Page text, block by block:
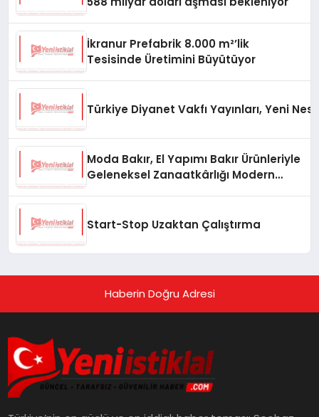
İkranur Prefabrik 8.000 m²’lik
Tesisinde Üretimini Büyütüyor
Türkiye Diyanet Vakfı Yayınları, Yeni
Moda Bakır, El Yapımı Bakır Ürünleriyle
Geleneksel Zanaatkârlığı Modern
Start-Stop Uzaktan Çalıştırma
Haberin Doğru Adresi